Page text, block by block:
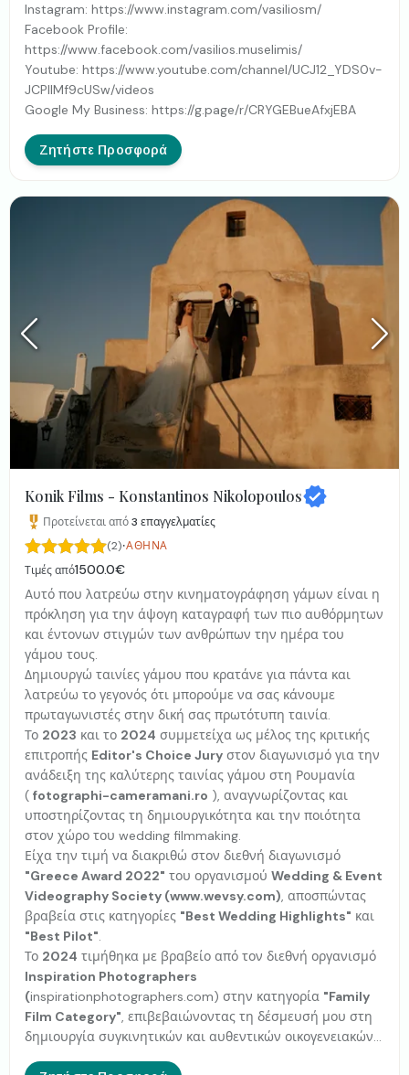
Instagram: https://www.instagram.com/vasiliosm/
Facebook Profile:
https://www.facebook.com/vasilios.muselimis/
Youtube: https://www.youtube.com/channel/UCJ12_YDS0v-
JCPIIMf9cUSw/videos
Google My Business: https://g.page/r/CRYGEBueAfxjEBA
Ζητήστε Προσφορά
Konik Films - Konstantinos Nikolopoulos
Προτείνεται από3 επαγγελματίες
(2)·ΑΘΉΝΑ
Τιμές από1500.0€
Aυτό που λατρεύω στην κινηματογράφηση γάμων είναι η
πρόκληση για την άψογη καταγραφή των πιο αυθόρμητων
και έντονων στιγμών των ανθρώπων την ημέρα του
γάμου τους.
Δημιουργώ ταινίες γάμου που κρατάνε για πάντα και
λατρεύω το γεγονός ότι μπορούμε να σας κάνουμε
πρωταγωνιστές στην δική σας πρωτότυπη ταινία.
Το 2023 και το 2024 συμμετείχα ως μέλος της κριτικής
επιτροπής Editor's Choice Jury στον διαγωνισμό για την
ανάδειξη της καλύτερης ταινίας γάμου στη Ρουμανία
( fotographi-cameramani.ro ), αναγνωρίζοντας και
υποστηρίζοντας τη δημιουργικότητα και την ποιότητα
στον χώρο του wedding filmmaking.
Είχα την τιμή να διακριθώ στον διεθνή διαγωνισμό
"Greece Award 2022" του οργανισμού Wedding & Event
Videography Society (www.wevsy.com), αποσπώντας
βραβεία στις κατηγορίες "Best Wedding Highlights" και
"Best Pilot".
Το 2024 τιμήθηκα με βραβείο από τον διεθνή οργανισμό
Inspiration Photographers
(inspirationphotographers.com) στην κατηγορία "Family
Film Category", επιβεβαιώνοντας τη δέσμευσή μου στη
δημιουργία συγκινητικών και αυθεντικών οικογενειακών